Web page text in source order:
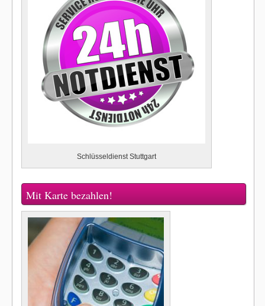
Schlüsseldienst Stuttgart
Mit Karte bezahlen!